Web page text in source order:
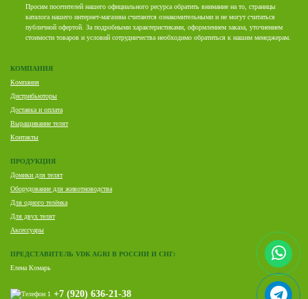
Просим посетителей нашего официального ресурса обратить внимание на то, страницы
каталога нашего интернет-магазина считаются ознакомительными и не могут считаться
публичной офертой. За подробными характеристиками, оформлением заказа, уточнением
стоимости товаров и условий сотрудничества необходимо обратиться к нашим менеджерам.
КОМПАНИЯ
Компания
Дистрибьюторы
Доставка и оплата
Выращивание телят
Контакты
ПРОДУКЦИЯ
Домики для телят
Оборудование для животноводства
Для одного телёнка
Для двух телят
Аксессуары
ПРЕДСТАВИТЕЛЬ VDK AGRI В РОССИИ И СНГ:
Елена Комарь
+7 (920) 636-21-38